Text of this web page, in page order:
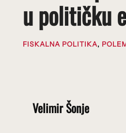
u političku
FISKALNA POLITIKA,
Velimir Šonje